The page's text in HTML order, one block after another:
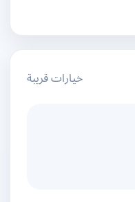
خيارات قريبة